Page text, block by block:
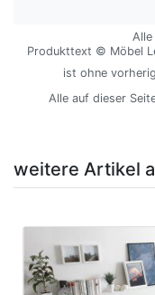
Produkttext © Möbel
ist ohne
Alle auf dieser
weitere Artikel